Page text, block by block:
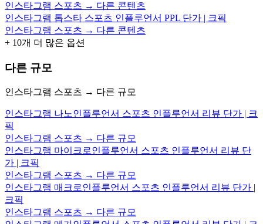
인스타그램 스포츠 → 다른 콘텐츠
인스타그램 톱스타 스포츠 인플루언서 PPL 단가 | 크픽
인스타그램 스포츠 → 다른 콘텐츠
+ 10개 더 많은 옵션
다른 규모
인스타그램 스포츠 → 다른 규모
인스타그램 나노인플루언서 스포츠 인플루언서 리뷰 단가 | 크
픽
인스타그램 스포츠 → 다른 규모
인스타그램 마이크로인플루언서 스포츠 인플루언서 리뷰 단
가 | 크픽
인스타그램 스포츠 → 다른 규모
인스타그램 매크로인플루언서 스포츠 인플루언서 리뷰 단가 |
크픽
인스타그램 스포츠 → 다른 규모